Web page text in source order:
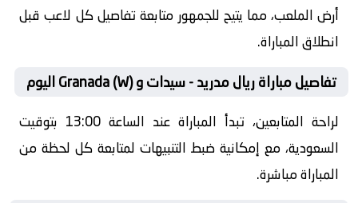
أرض الملعب، مما يتيح للجمهور متابعة تفاصيل كل لاعب قبل
انطلاق المباراة.
تفاصيل مباراة ريال مدريد - سيدات و Granada (W) اليوم
لراحة المتابعين، تبدأ المباراة عند الساعة 13:00 بتوقيت
السعودية، مع إمكانية ضبط التنبيهات لمتابعة كل لحظة من
المباراة مباشرة.